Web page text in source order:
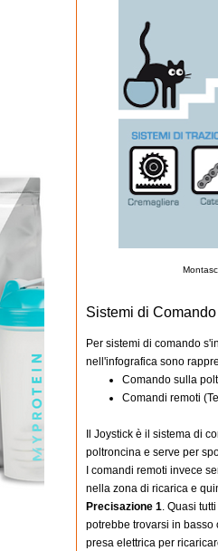
Sistemi di Comando
Per sistemi di comando
nell'infografica sono
Comando sulla
Comandi remoti
Il Joystick è il sistema di
poltroncina e serve per
I comandi remoti invece
nella zona di ricarica e
Precisazione 1. Quasi
potrebbe trovarsi in
presa elettrica per